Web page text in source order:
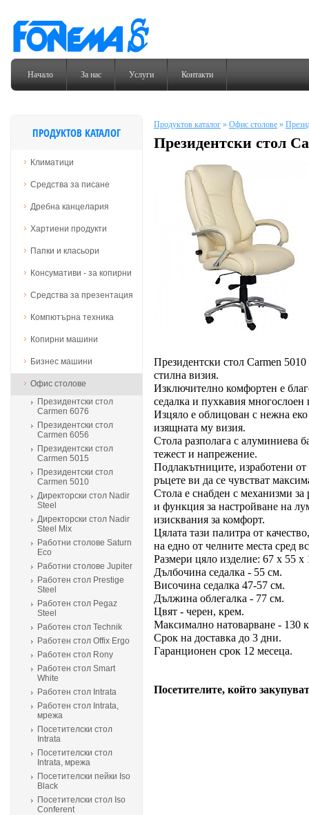
Начало За нас Услуги Контакти
ПРОДУКТОВ КАТАЛОГ
Климатици
Средства за писане
Дребна канцелария
Хартиени продукти
Папки и класьори
Консумативи - за копирни
Средства за презентация
Компютърна техника
Копирни машини
Бизнес машини
Офис столове
Президентски стол
Carmen 6076
Президентски стол
Carmen 6056
Президентски стол
Carmen 5015
Президентски стол
Carmen 5010
Директорски стол Nadir
Steel
Директорски стол Nadir
Steel Mix
Работни столове Saturn
Eco
Работни столове Jupiter
Работен стол Prestige
Steel
Работен стол Pegaz
Steel
Работен стол Technik
Работен стол Offix Ergo
Работен стол Rony
Работен стол Smart
White
Работен стол Intrata
Работен стол Intrata,
мрежа
Посетителски стол
Intrata
Посетителски стол
Intrata, мрежа
Посетителски пейки Iso
Black
Посетителски стол Iso
Conferent
Продуктов каталог » Офис столове »
Президентски стол
Президентски стол Carmen
стилна визия.
Изключително комфортен е
седалка и пухкавия
Изцяло е облицован с нежна
изящната му визия.
Стола разполага с алуминиева
тежест и напрежение.
Подлакътниците, изработени
ръцете ви да се чувстват
Стола е снабден с механизми
и функция за настройване на
изисквания за комфорт.
Цялата тази палитра от
на едно от челните места сред
Размери цяло изделие: 67 х 55 х
Дълбочина седалка - 55 см.
Височина седалка 47-57 см.
Дължина облегалка - 77 см.
Цвят - черен, крем.
Максимално натоварване - 130
Срок на доставка до 3 дни.
Гаранционен срок 12 месеца.
Посетителите, който